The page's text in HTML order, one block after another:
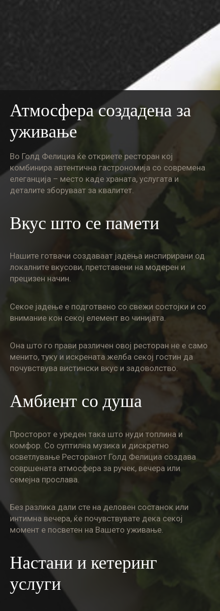
Атмосфера создадена за
уживање
Во Голд Фелициа ќе откриете ресторан кој
комбинира автентична гастрономија со современа
елеганција – место каде храната, услугата и
деталите зборуваат за квалитет.
Вкус што се памети
Нашите готвачи создаваат јадења инспирирани од
локалните вкусови, претставени на модерен и
прецизен начин.
Секое јадење е подготвено со свежи состојки и со
внимание кон секој елемент во чинијата.
Она што го прави различен овој ресторан не е само
менито, туку и искрената желба секој гостин да
почувствува вистински вкус и задоволство.
Амбиент со душа
Просторот е уреден така што нуди топлина и
комфор. Со суптилна музика и дискретно
осветлување Ресторанот Голд Фелициа создава
совршената атмосфера за ручек, вечера или
семејна прослава.
Без разлика дали сте на деловен состанок или
интимна вечера, ќе почувствувате дека секој
момент е посветен на Вашето уживање.
Настани и кетеринг
услуги